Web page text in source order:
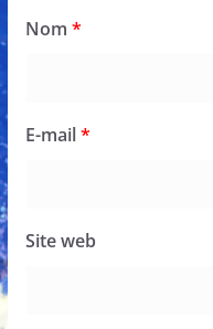
Nom *
E-mail*
Site web